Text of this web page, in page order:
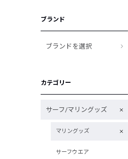
ブランド
ブランドを選択
カテゴリー
サーフ/マリングッズ
マリングッズ
サーフウエア